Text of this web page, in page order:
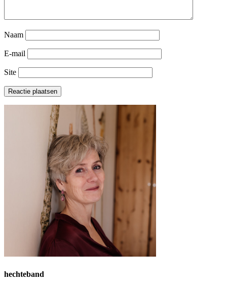
Naam
E-mail
Site
hechteband